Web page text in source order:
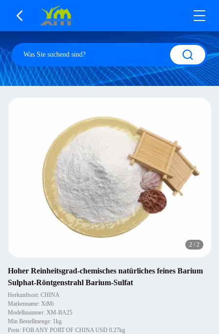
2 / 2
Hoher Reinheitsgrad-chemisches natürliches feines Barium
Sulphat-Röntgenstrahl Barium-Sulfat
Herkunftsort: CHINA
Markenname: XiMi
Modellnummer: XM-BA25
Min Bestellmenge: 1kg
Preis: FOB ANY PORT OF CHINA USD 0.27kg